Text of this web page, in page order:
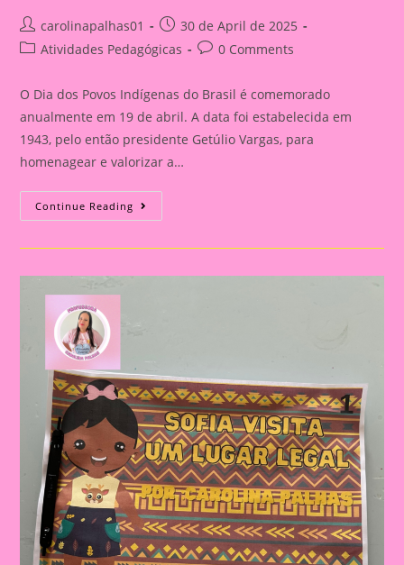
Post
author:
carolinapalhas01
Post
published:
30 de April de 2025
PostAtividades Pedagógicas
Post0 Comments
O Dia dos Povos Indígenas do Brasil é comemorado
anualmente em 19 de abril. A data foi estabelecida em
1943, pelo então presidente Getúlio Vargas, para
homenagear e valorizar a…
Continue Reading Atividade
Dia